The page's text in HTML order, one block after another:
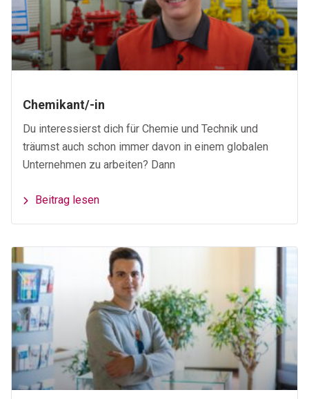
Chemikant/-in
Du interessierst dich für Chemie und Technik und
träumst auch schon immer davon in einem globalen
Unternehmen zu arbeiten? Dann
Beitrag lesen